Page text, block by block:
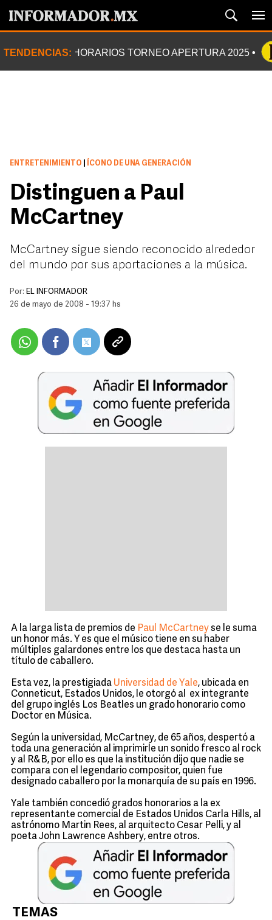
TENDENCIAS: HORARIOS TORNEO APERTURA 2025
ENTRETENIMIENTO ÍCONO DE UNA GENERACIÓN
Distinguen a Paul
McCartney
McCartney sigue siendo reconocido alrededor
del mundo por sus aportaciones a la música.
Por: EL INFORMADOR
26 de mayo de 2008 - 19:37 hs
A la larga lista de premios de Paul McCartneyse le suma
un honor más. Y es que el músico tiene en su haber
múltiples galardones entre los que destaca hasta un
título de caballero.
Esta vez, la prestigiada Universidad de Yale, ubicada en
Conneticut, Estados Unidos, le otorgó al ex integrante
del grupo inglés Los Beatles un grado honorario como
Doctor en Música.
Según la universidad, McCartney, de 65 años, despertó a
toda una generación al imprimirle un sonido fresco al rock
y al R&B, por ello es que la institución dijo que nadie se
compara con el legendario compositor, quien fue
designado caballero por la monarquía de su país en 1996.
Yale también concedió grados honorarios a la ex
representante comercial de Estados Unidos Carla Hills, al
astrónomo Martin Rees, al arquitecto Cesar Pelli, y al
poeta John Lawrence Ashbery, entre otros.
TEMAS